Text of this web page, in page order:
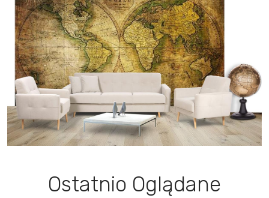
Ostatnio Oglądane